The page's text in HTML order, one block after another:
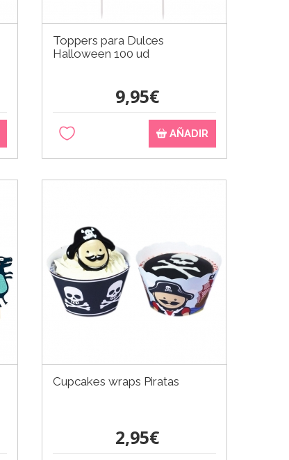
Toppers para Dulces
Halloween 100 ud
9,95€
AÑADIR
Cupcakes wraps Piratas
2,95€